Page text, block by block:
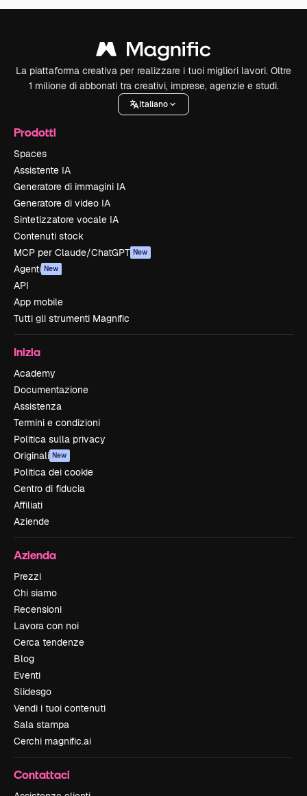
La piattaforma creativa per realizzare i tuoi migliori lavori. Oltre
1 milione di abbonati tra creativi, imprese, agenzie e studi.
Italiano
Prodotti
Spaces
Assistente IA
Generatore di immagini IA
Generatore di video IA
Sintetizzatore vocale IA
Contenuti stock
MCP per Claude/ChatGPT New
Agenti New
API
App mobile
Tutti gli strumenti Magnific
Inizia
Academy
Documentazione
Assistenza
Termini e condizioni
Politica sulla privacy
Originali New
Politica dei cookie
Centro di fiducia
Affiliati
Aziende
Azienda
Prezzi
Chi siamo
Recensioni
Lavora con noi
Cerca tendenze
Blog
Eventi
Slidesgo
Vendi i tuoi contenuti
Sala stampa
Cerchi magnific.ai
Contattaci